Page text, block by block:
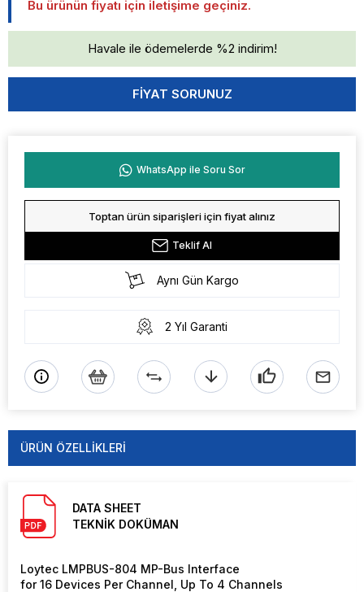
Bu ürünün fiyatı için iletişime geçiniz.
Havale ile ödemelerde %2 indirim!
WhatsApp ile Soru Sor
Toptan ürün siparişleri için fiyat alınız
Teklif Al
Aynı Gün Kargo
2 Yıl Garanti
ÜRÜN ÖZELLIKLERI
DATA SHEET
TEKNİK DOKÜMAN
Loytec LMPBUS-804 MP-Bus Interface
for 16 Devices Per Channel, Up To 4 Channels